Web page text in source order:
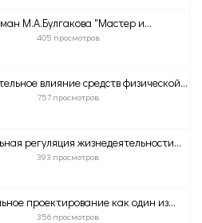
М.А.Булгакова "Мастер и...
405 просмотров
влияние средств физической...
757 просмотров
регуляция жизнедеятельности...
393 просмотров
проектирование как один из...
356 просмотров